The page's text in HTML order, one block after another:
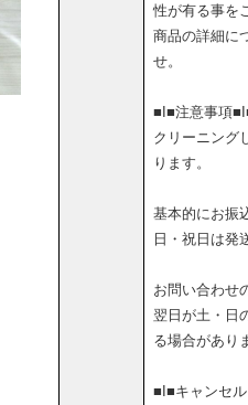
性が有る事を
商品の詳細に
せ。
■I■注意事項
クリーニング
ります。
基本的にお振
日・祝日は発
お問い合わせ
翌日が土・日
る場合があり
■I■キャンセ